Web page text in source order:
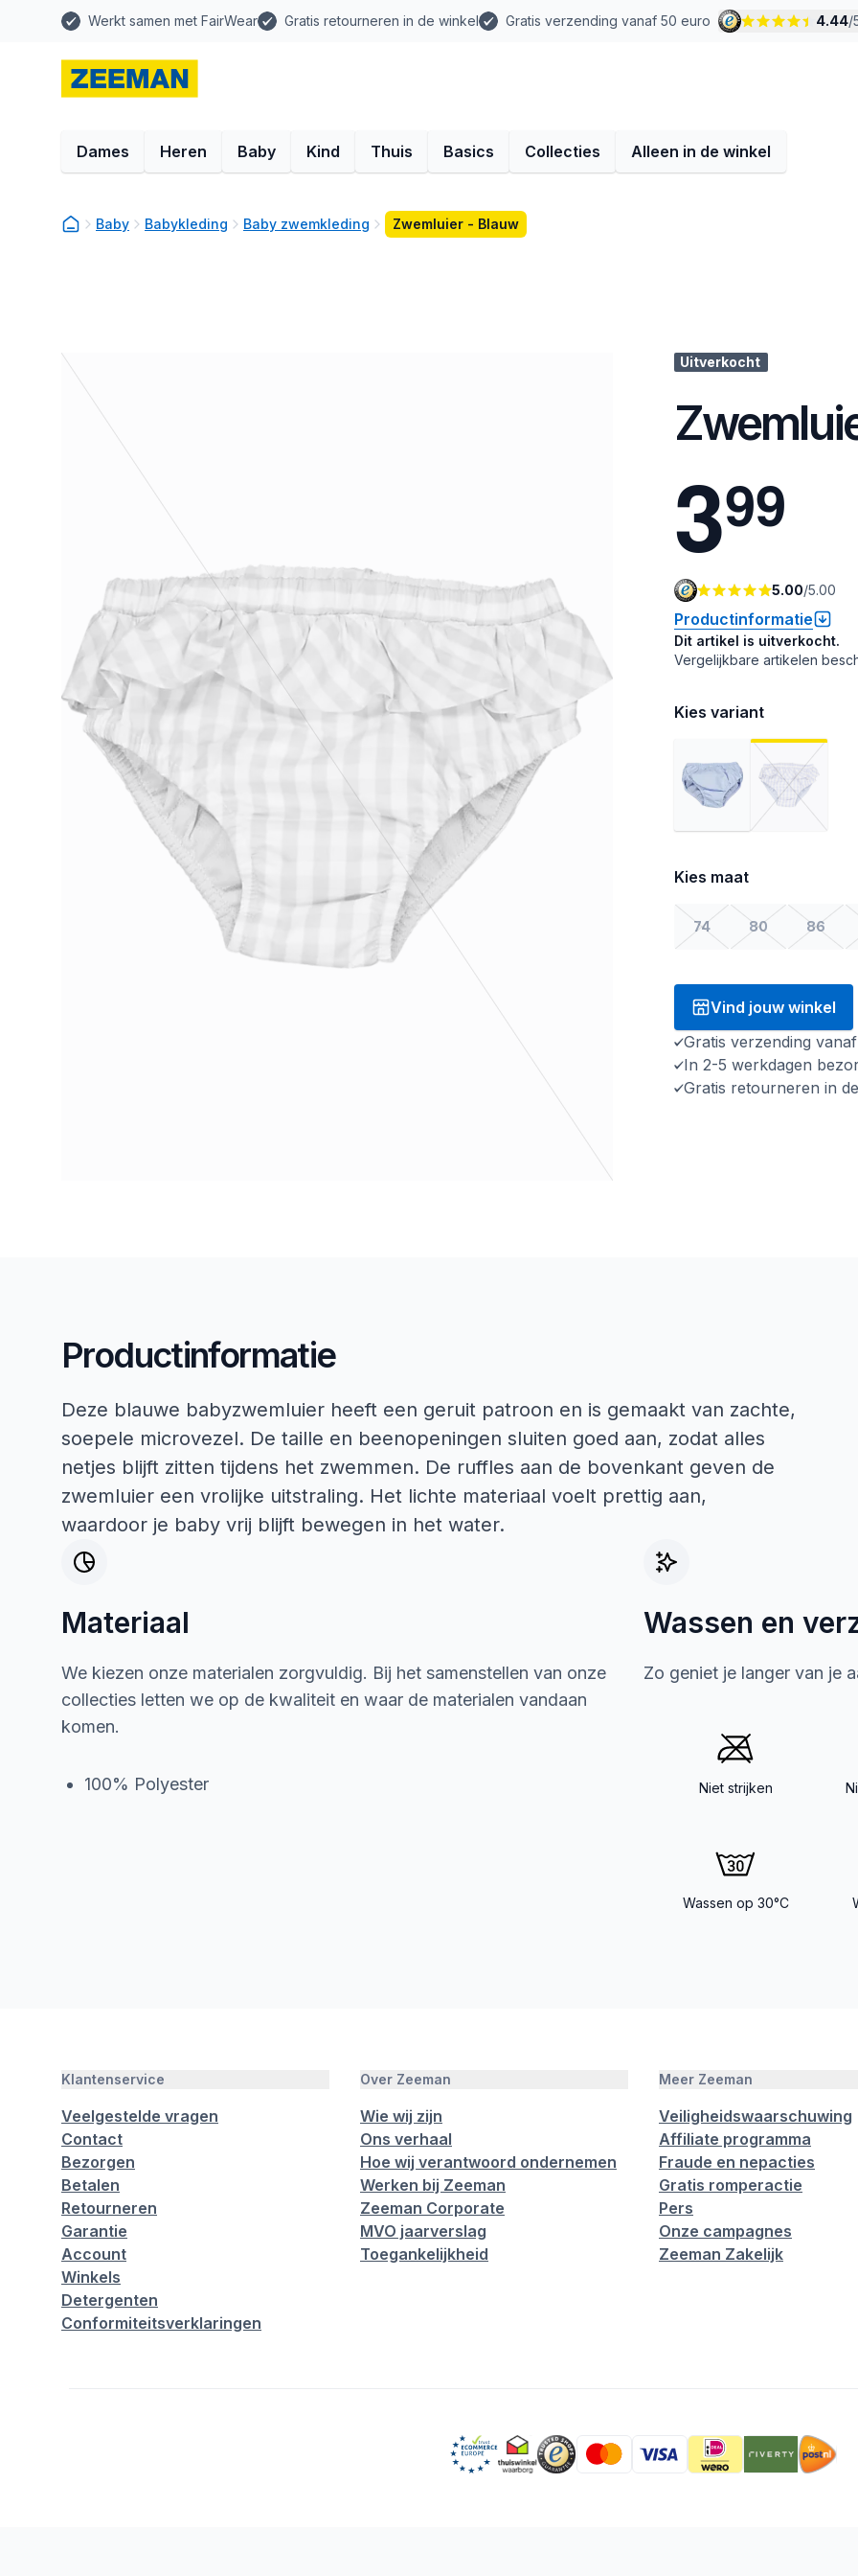
Werkt samen met FairWear Gratis retourneren in de winkel Gratis verzending vanaf 50 euro 4.44/
Dames Heren Baby Kind Thuis Basics Collecties Alleen in de winkel
Baby Babykleding Baby zwemkleding Zwemluier - Blauw
Uitverkocht
399
5.00/5.00
Productinformatie
Dit artikel is uitverkocht.
Vergelijkbare artikelen
Kies variant
Kies maat
74 80 86
Vind jouw winkel
Gratis verzending
In 2-5 werkdagen
Gratis retourneren in
Productinformatie
Deze blauwe babyzwemluier heeft een geruit patroon en is gemaakt van zachte,
soepele microvezel. De taille en beenopeningen sluiten goed aan, zodat alles
netjes blijft zitten tijdens het zwemmen. De ruffles aan de bovenkant geven de
zwemluier een vrolijke uitstraling. Het lichte materiaal voelt prettig aan,
waardoor je baby vrij blijft bewegen in het water.
Materiaal
We kiezen onze materialen zorgvuldig. Bij het samenstellen van onze
collecties letten we op de kwaliteit en waar de materialen vandaan
komen.
100% Polyester
Wassen en
Zo geniet je langer van je
Niet strijken
Wassen op 30°C
Klantenservice
Veelgestelde vragen
Contact
Bezorgen
Betalen
Retourneren
Garantie
Account
Winkels
Detergenten
Conformiteitsverklaringen
Over Zeeman
Wie wij zijn
Ons verhaal
Hoe wij verantwoord ondernemen
Werken bij Zeeman
Zeeman Corporate
MVO jaarverslag
Toegankelijkheid
Meer Zeeman
Veiligheidswaarschuwing
Affiliate programma
Fraude en nepacties
Gratis romperactie
Pers
Onze campagnes
Zeeman Zakelijk